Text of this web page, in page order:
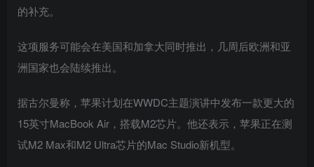
的补充。
这项服务可能会在美国和加拿大同时推出，几周后欧洲和亚
洲国家也会陆续推出。
据古尔曼称，苹果计划在WWDC主题演讲中发布一款更大的
15英寸MacBook Air，搭载M2芯片。他还表示，苹果正在测
试M2 Max和M2 Ultra芯片的Mac Studio新机型。